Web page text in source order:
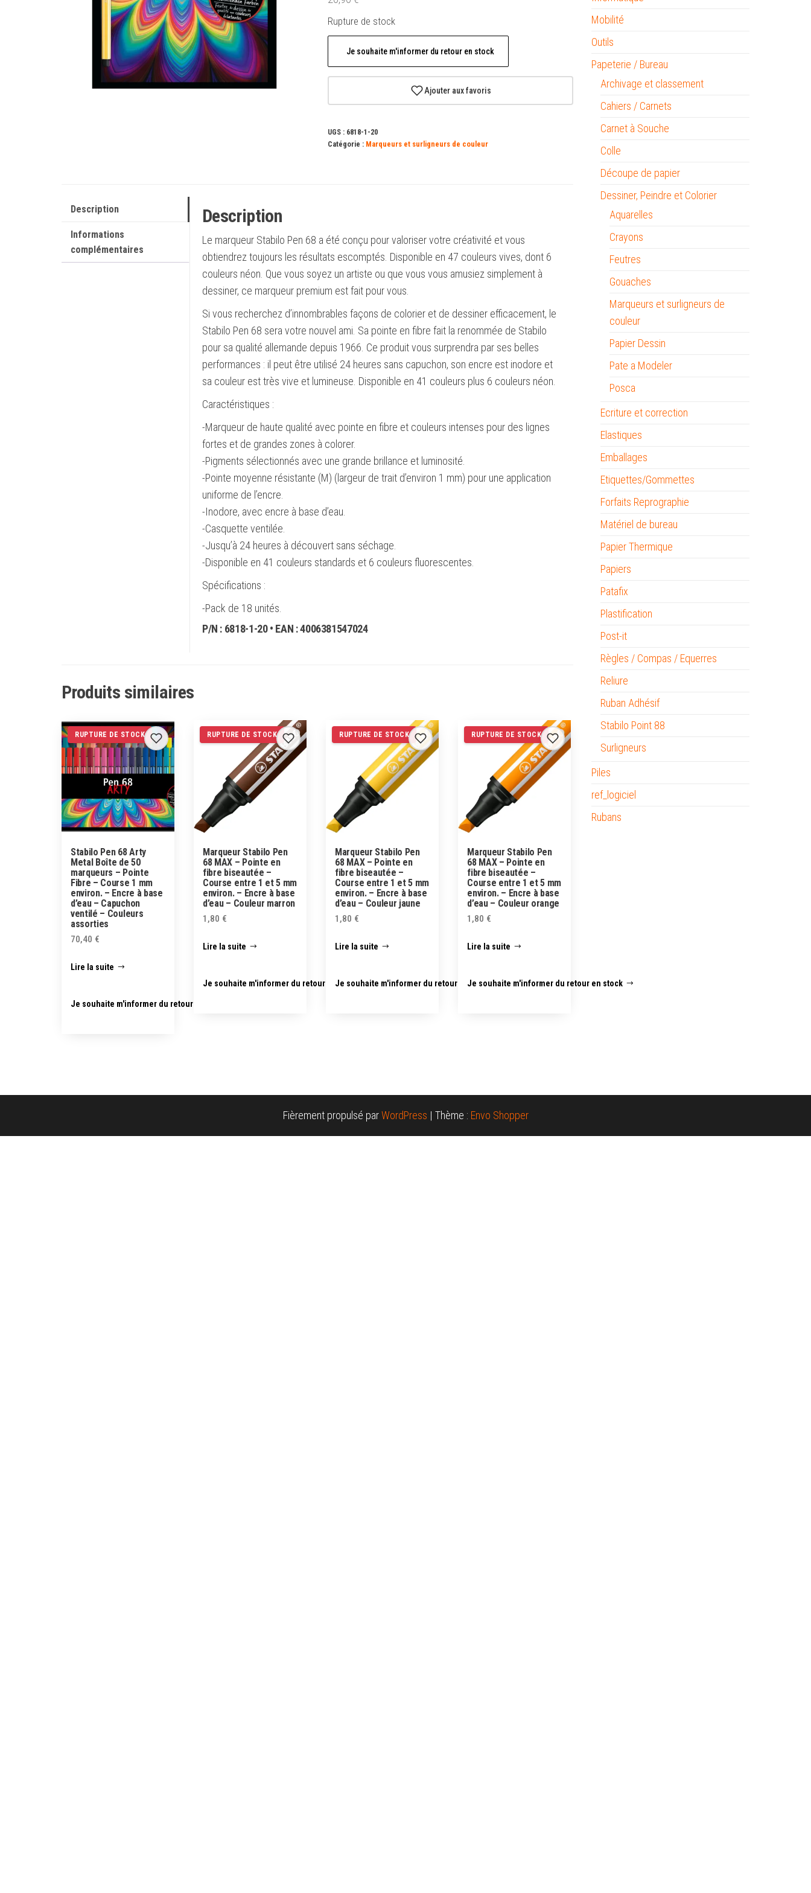
Rupture de stock
Je souhaite m'informer du retour en stock
Ajouter aux favoris
UGS : 6818-1-20
Catégorie : Marqueurs et surligneurs de couleur
Description
Informations
complémentaires
Description
Le marqueur Stabilo Pen 68 a été conçu pour valoriser votre créativité et vous
obtiendrez toujours les résultats escomptés. Disponible en 47 couleurs vives, dont 6
couleurs néon. Que vous soyez un artiste ou que vous vous amusiez simplement à
dessiner, ce marqueur premium est fait pour vous.
Si vous recherchez d’innombrables façons de colorier et de dessiner efficacement, le
Stabilo Pen 68 sera votre nouvel ami. Sa pointe en fibre fait la renommée de Stabilo
pour sa qualité allemande depuis 1966. Ce produit vous surprendra par ses belles
performances : il peut être utilisé 24 heures sans capuchon, son encre est inodore et
sa couleur est très vive et lumineuse. Disponible en 41 couleurs plus 6 couleurs néon.
Caractéristiques :
-Marqueur de haute qualité avec pointe en fibre et couleurs intenses pour des lignes
fortes et de grandes zones à colorer.
-Pigments sélectionnés avec une grande brillance et luminosité.
-Pointe moyenne résistante (M) (largeur de trait d’environ 1 mm) pour une application
uniforme de l’encre.
-Inodore, avec encre à base d’eau.
-Casquette ventilée.
-Jusqu’à 24 heures à découvert sans séchage.
-Disponible en 41 couleurs standards et 6 couleurs fluorescentes.
Spécifications :
-Pack de 18 unités.
P/N : 6818-1-20• EAN :4006381547024
Produits similaires
RUPTURE DE STOCK
Stabilo Pen 68 Arty
Metal Boîte de 50
marqueurs – Pointe
Fibre – Course 1 mm
environ. – Encre à base
d’eau – Capuchon
ventilé – Couleurs
assorties
70,40 €
Lire la suite
Je souhaite m'informer du retour en stock
RUPTURE DE STOCK
Marqueur Stabilo Pen
68 MAX – Pointe en
fibre biseautée –
Course entre 1 et 5 mm
environ. – Encre à base
d’eau – Couleur marron
1,80 €
Lire la suite
Je souhaite m'informer du retour en stock
RUPTURE DE STOCK
Marqueur Stabilo Pen
68 MAX – Pointe en
fibre biseautée –
Course entre 1 et 5 mm
environ. – Encre à base
d’eau – Couleur jaune
1,80 €
Lire la suite
Je souhaite m'informer du retour en stock
RUPTURE DE STOCK
Marqueur Stabilo Pen
68 MAX – Pointe en
fibre biseautée –
Course entre 1 et 5 mm
environ. – Encre à base
d’eau – Couleur orange
1,80 €
Lire la suite
Je souhaite m'informer du retour en stock
Mobilité
Outils
Papeterie / Bureau
Archivage et classement
Cahiers / Carnets
Carnet à Souche
Colle
Découpe de papier
Dessiner, Peindre et Colorier
Aquarelles
Crayons
Feutres
Gouaches
Marqueurs et surligneurs de
couleur
Papier Dessin
Pate a Modeler
Posca
Ecriture et correction
Elastiques
Emballages
Etiquettes/Gommettes
Forfaits Reprographie
Matériel de bureau
Papier Thermique
Papiers
Patafix
Plastification
Post-it
Règles / Compas / Equerres
Reliure
Ruban Adhésif
Stabilo Point 88
Surligneurs
Piles
ref_logiciel
Rubans
Fièrement propulsé parWordPress | Thème : Envo Shopper